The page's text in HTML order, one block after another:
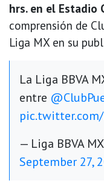
hrs. en el Estadio
comprensión de
Liga MX en su
La Liga BBVA
entre
— Liga BBVA
September 27,